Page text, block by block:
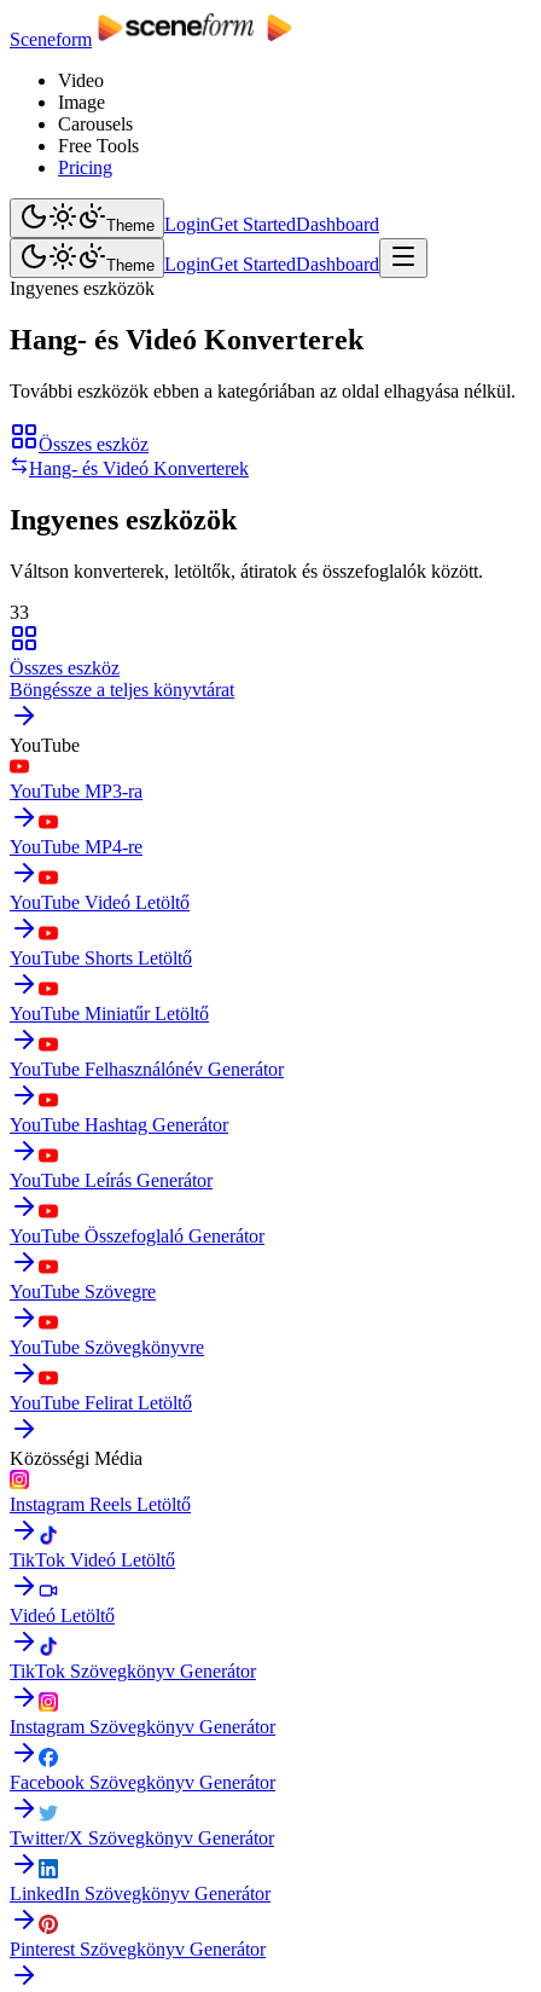
Sceneform
Video
Image
Carousels
Free Tools
Pricing
Theme LoginGet StartedDashboard
Theme LoginGet StartedDashboard
Ingyenes eszközök
Hang- és Videó Konverterek
További eszközök ebben a kategóriában az oldal elhagyása nélkül.
Összes eszköz
Hang- és Videó Konverterek
Ingyenes eszközök
Váltson konverterek, letöltők, átiratok és összefoglalók között.
33
Összes eszköz
Böngéssze a teljes könyvtárat
YouTube
YouTube MP3-ra
YouTube MP4-re
YouTube Videó Letöltő
YouTube Shorts Letöltő
YouTube Miniatűr Letöltő
YouTube Felhasználónév Generátor
YouTube Hashtag Generátor
YouTube Leírás Generátor
YouTube Összefoglaló Generátor
YouTube Szövegre
YouTube Szövegkönyvre
YouTube Felirat Letöltő
Közösségi Média
Instagram Reels Letöltő
TikTok Videó Letöltő
Videó Letöltő
TikTok Szövegkönyv Generátor
Instagram Szövegkönyv Generátor
Facebook Szövegkönyv Generátor
Twitter/X Szövegkönyv Generátor
LinkedIn Szövegkönyv Generátor
Pinterest Szövegkönyv Generátor